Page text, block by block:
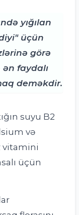
yığılan
üçün
görə
faydalı
deməkdir.
suyu B2
və
vitamini
üçün